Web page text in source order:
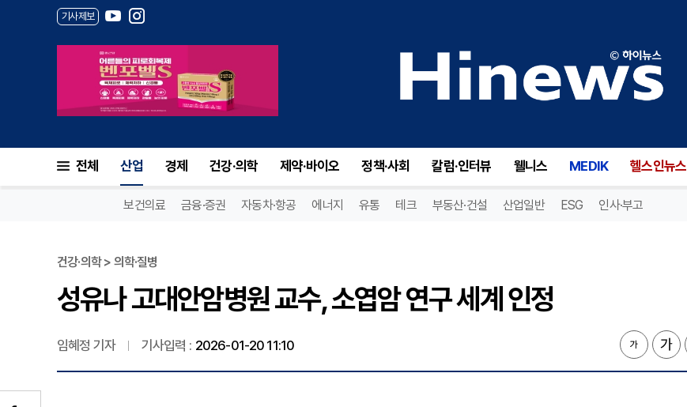
기사제보
전체 산업 경제 건강·의학 제약·바이오 정책·사회 칼럼·인터뷰 웰니스 MEDIK 헬스인뉴스
보건의료 금융·증권 자동차·항공 에너지 유통 테크 부동산·건설 산업일반 ESG 인사·부고
건강·의학 > 의학·질병
성유나 고대안암병원 교수, 소엽암 연구 세계 인정
임혜정 기자 기사입력 : 2026-01-20 11:10